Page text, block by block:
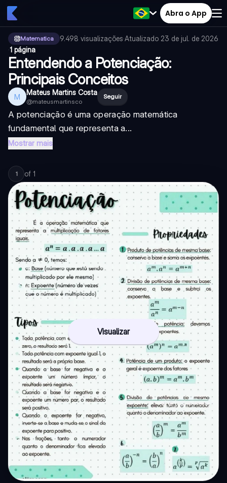
Abra o App
Matematica 9.498 visualizações·Atualizado 23 de jul. de 2026
·1 página
Entendendo a Potenciação:
Principais Conceitos
M Mateus Martins Costa
@mateusmartinsco
Seguir
A potenciação é uma operação matemática
fundamental que representa a...
Mostrar mais
1 of 1
Visualizar